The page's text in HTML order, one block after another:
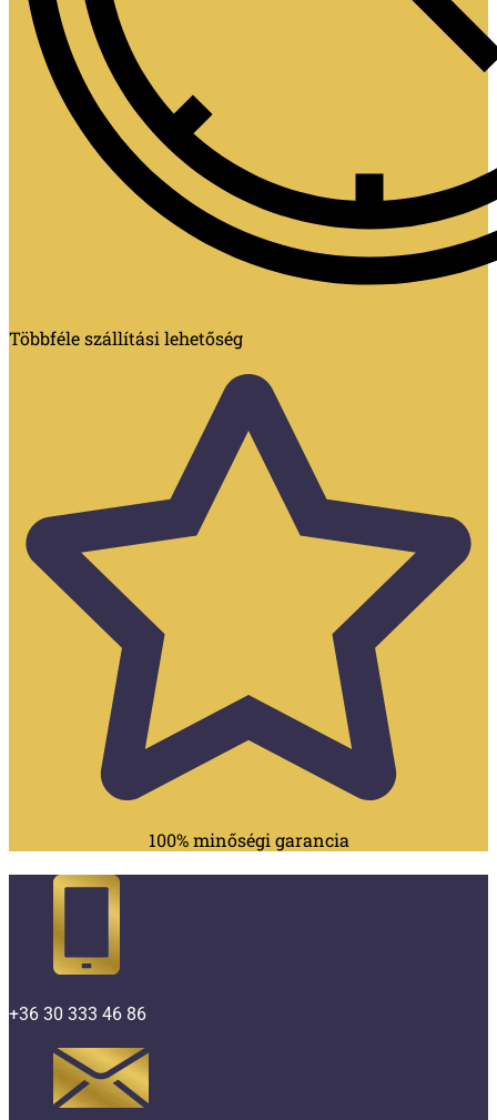
Többféle szállítási lehetőség
100% minőségi garancia
+36 30 333 46 86